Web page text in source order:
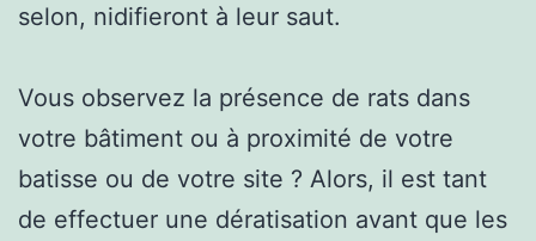
selon, nidifieront à leur saut.
Vous observez la présence de rats dans
votre bâtiment ou à proximité de votre
batisse ou de votre site ? Alors, il est tant
de effectuer une dératisation avant que les